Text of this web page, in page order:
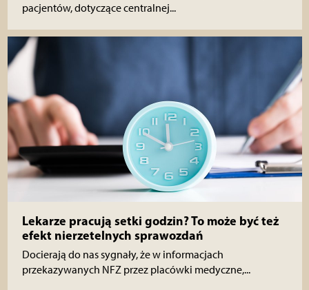
pacjentów, dotyczące centralnej...
Lekarze pracują setki godzin? To może być też
efekt nierzetelnych sprawozdań
Docierają do nas sygnały, że w informacjach
przekazywanych NFZ przez placówki medyczne,...